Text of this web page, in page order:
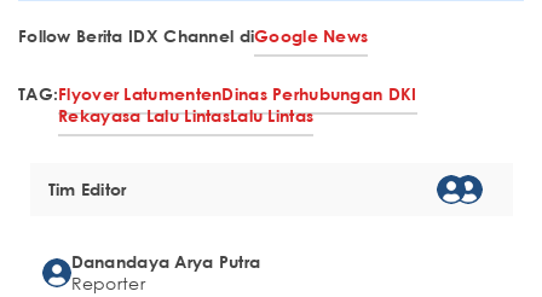
Follow Berita IDX Channel diGoogle News
TAG:Flyover LatumentenDinas Perhubungan DKI
Rekayasa Lalu LintasLalu Lintas
Tim Editor
Danandaya Arya Putra
Reporter